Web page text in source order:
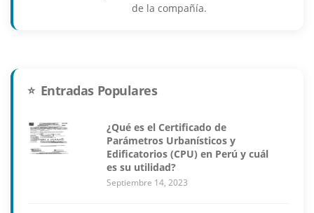
de la compañía.
Entradas Populares
¿Qué es el Certificado de
Parámetros Urbanísticos y
Edificatorios (CPU) en Perú y cuál
es su utilidad?
Septiembre 14, 2023